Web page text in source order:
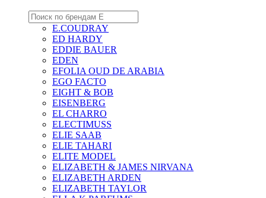
E.COUDRAY
ED HARDY
EDDIE BAUER
EDEN
EFOLIA OUD DE ARABIA
EGO FACTO
EIGHT & BOB
EISENBERG
EL CHARRO
ELECTIMUSS
ELIE SAAB
ELIE TAHARI
ELITE MODEL
ELIZABETH & JAMES NIRVANA
ELIZABETH ARDEN
ELIZABETH TAYLOR